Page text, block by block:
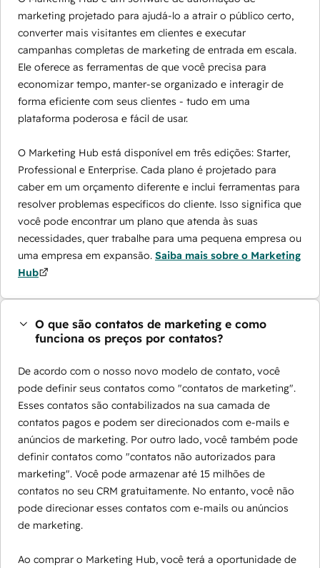
marketing projetado para ajudá-lo a atrair o público certo,
converter mais visitantes em clientes e executar
campanhas completas de marketing de entrada em escala.
Ele oferece as ferramentas de que você precisa para
economizar tempo, manter-se organizado e interagir de
forma eficiente com seus clientes - tudo em uma
plataforma poderosa e fácil de usar.
O Marketing Hub está disponível em três edições: Starter,
Professional e Enterprise. Cada plano é projetado para
caber em um orçamento diferente e inclui ferramentas para
resolver problemas específicos do cliente. Isso significa que
você pode encontrar um plano que atenda às suas
necessidades, quer trabalhe para uma pequena empresa ou
uma empresa em expansão. Saiba mais sobre o Marketing
Hub
O que são contatos de marketing e como
funciona os preços por contatos?
De acordo com o nosso novo modelo de contato, você
pode definir seus contatos como "contatos de marketing".
Esses contatos são contabilizados na sua camada de
contatos pagos e podem ser direcionados com e-mails e
anúncios de marketing. Por outro lado, você também pode
definir contatos como "contatos não autorizados para
marketing". Você pode armazenar até 15 milhões de
contatos no seu CRM gratuitamente. No entanto, você não
pode direcionar esses contatos com e-mails ou anúncios
de marketing.
Ao comprar o Marketing Hub, você terá a oportunidade de